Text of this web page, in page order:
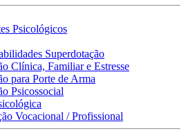
Psicológicos
Superdotação
Clínica, Familiar e Estresse
para Porte de Arma
Psicossocial
Vocacional / Profissional